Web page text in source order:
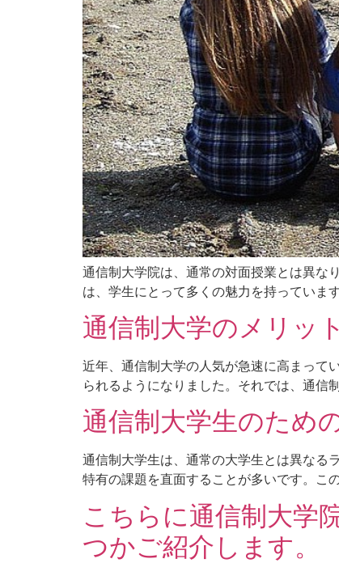
通信制大学院は、通常の対面授業とは異な
は、学生にとって多くの魅力を持ってい
通信制大学のメリッ
近年、通信制大学の人気が急速に高まって
られるようになりました。それでは、通
通信制大学生のため
通信制大学生は、通常の大学生とは異なる
特有の課題を直面することが多いです。
こちらに通信制大学
つかご紹介します。